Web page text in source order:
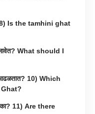
8) Is the tamhini ghat
What should I
आढळतात? 10) Which
का? 11) Are there